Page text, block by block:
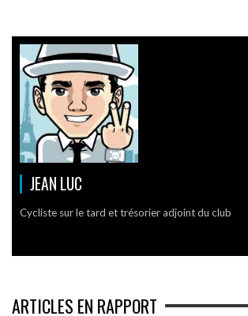
JEAN LUC
Cycliste sur le tard et trésorier adjoint du club
ARTICLES EN RAPPORT